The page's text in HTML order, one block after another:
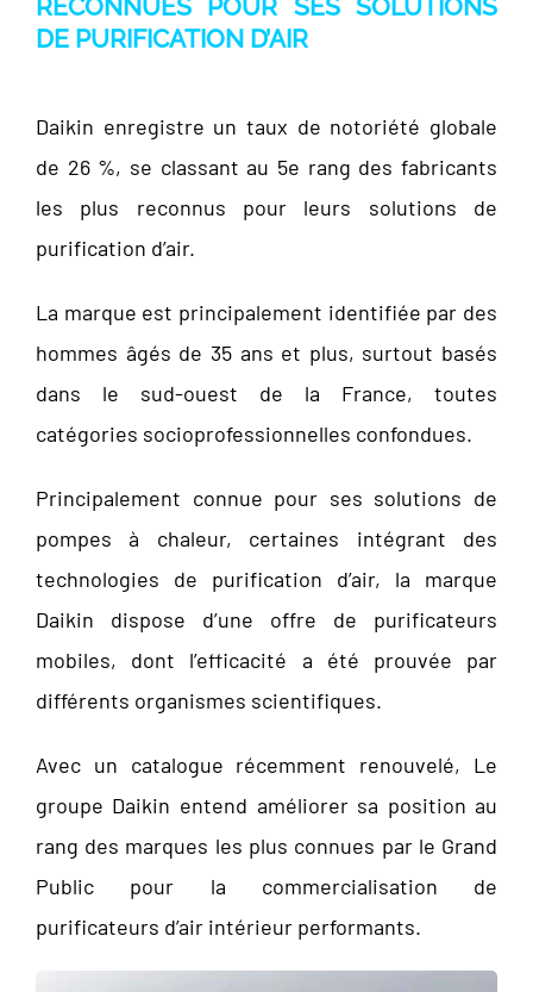
RECONNUES POUR SES SOLUTIONS
DE PURIFICATION D’AIR
Daikin enregistre un taux de notoriété globale
de 26 %, se classant au 5e rang des fabricants
les plus reconnus pour leurs solutions de
purification d’air.
La marque est principalement identifiée par des
hommes âgés de 35 ans et plus, surtout basés
dans le sud-ouest de la France, toutes
catégories socioprofessionnelles confondues.
Principalement connue pour ses solutions de
pompes à chaleur, certaines intégrant des
technologies de purification d’air, la marque
Daikin dispose d’une offre de purificateurs
mobiles, dont l’efficacité a été prouvée par
différents organismes scientifiques.
Avec un catalogue récemment renouvelé, Le
groupe Daikin entend améliorer sa position au
rang des marques les plus connues par le Grand
Public pour la commercialisation de
purificateurs d’air intérieur performants.